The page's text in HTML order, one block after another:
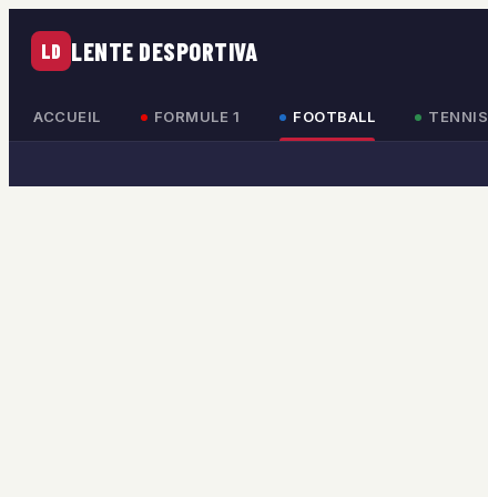
LD LENTE DESPORTIVA
ACCUEIL FORMULE 1 FOOTBALL TENNIS